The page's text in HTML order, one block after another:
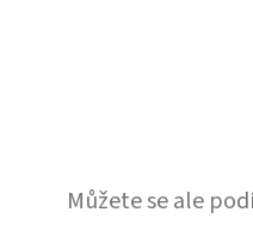
Můžete se ale